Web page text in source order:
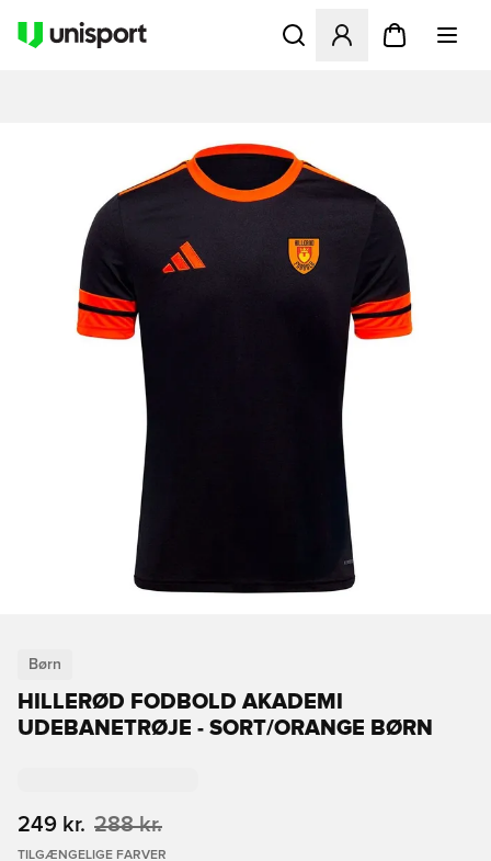
Åbner en Modal til at
Børn
HILLERØD FODBOLD AKADEMI
UDEBANETRØJE - SORT/ORANGE BØRN
249 kr. 288 kr.
TILGÆNGELIGE FARVER